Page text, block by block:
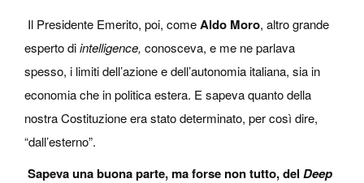
Il Presidente Emerito, poi, comeAldo Moro, altro grande
esperto diintelligence, conosceva, e me ne parlava
spesso, i limiti dell’azione e dell’autonomia italiana, sia in
economia che in politica estera. E sapeva quanto della
nostra Costituzione era stato determinato, per così dire,
“dall’esterno”.
Sapeva una buona parte, ma forse non tutto, del Deep